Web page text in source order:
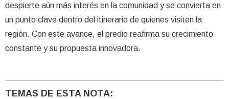
despierte aún más interés en la comunidad y se convierta en
un punto clave dentro del itinerario de quienes visiten la
región. Con este avance, el predio reafirma su crecimiento
constante y su propuesta innovadora.
TEMAS DE ESTA NOTA: